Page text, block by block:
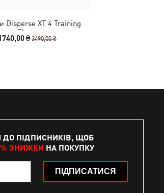
Disperse XT 4 Training
Shoes
₴3490,00 ₴
ПІДПИСНИКІВ, ЩОБ
ЗНИЖКИ НА ПОКУПКУ
ПІДПИСАТИСЯ